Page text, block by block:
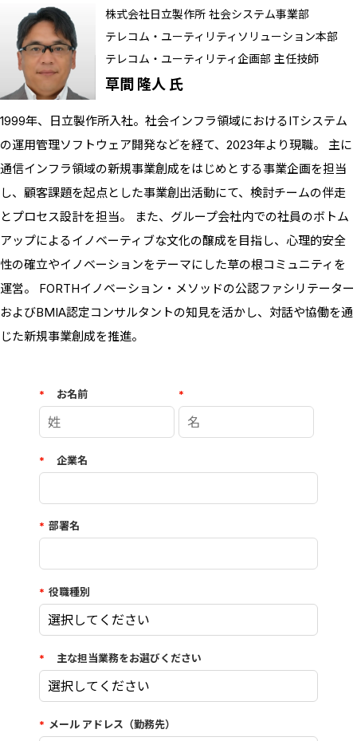
株式会社日立製作所 社会システム事業部
テレコム・ユーティリティソリューション本部
テレコム・ユーティリティ企画部 主任技師
草間 隆人 氏
1999年、日立製作所入社。社会インフラ領域におけるITシステム
の運用管理ソフトウェア開発などを経て、2023年より現職。 主に
通信インフラ領域の新規事業創成をはじめとする事業企画を担当
し、顧客課題を起点とした事業創出活動にて、検討チームの伴走
とプロセス設計を担当。 また、グループ会社内での社員のボトム
アップによるイノベーティブな文化の醸成を目指し、心理的安全
性の確立やイノベーションをテーマにした草の根コミュニティを
運営。 FORTHイノベーション・メソッドの公認ファシリテーター
およびBMIA認定コンサルタントの知見を活かし、対話や協働を通
じた新規事業創成を推進。
* お名前 *
* 企業名
* 部署名
* 役職種別
* 主な担当業務をお選びください
* メール アドレス（勤務先）